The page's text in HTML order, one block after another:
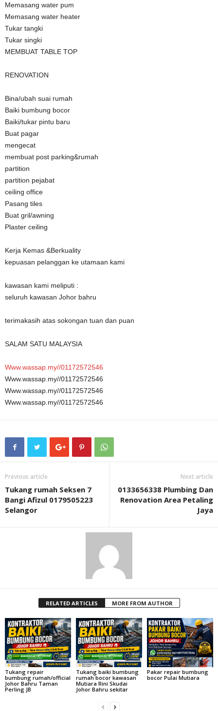
Memasang water pum
Memasang water heater
Tukar tangki
Tukar singki
MEMBUAT TABLE TOP
RENOVATION
Bina/ubah suai rumah
Baiki bumbung bocor
Baiki/tukar pintu baru
Buat pagar
mengecat
membuat post parking&rumah
partition
partition pejabat
ceiling office
Pasang tiles
Buat gril/awning
Plaster ceiling
Kerja Kemas &Berkuality
kepuasan pelanggan ke utamaan kami
kawasan kami meliputi :
seluruh kawasan Johor bahru
terimakasih atas sokongan tuan dan puan
SALAM SATU MALAYSIA
Www.wassap.my//01172572546
Www.wassap.my//01172572546
Www.wassap.my//01172572546
Www.wassap.my//01172572546
Previous article
Tukang rumah Seksen 7
Bangi Afizul 0179505223
Selangor
Next article
0133656338 Plumbing Dan
Renovation Area Petaling
Jaya
RELATED ARTICLES MORE FROM AUTHOR
Tukang repair
bumbung rumah/official
Johor Bahru Taman
Perling JB
Tukang baiki bumbung
rumah bocor kawasan
Mutiara Rini Skudai
Johor Bahru sekitar
Pakar repair bumbung
bocor Pulai Mutiara